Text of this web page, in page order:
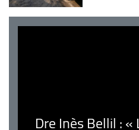
Dre Inès Bellil :